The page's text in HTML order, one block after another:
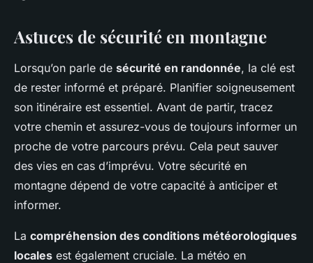
Astuces de sécurité en montagne
Lorsqu’on parle de sécurité en randonnée, la clé est
de rester informé et préparé. Planifier soigneusement
son itinéraire est essentiel. Avant de partir, tracez
votre chemin et assurez-vous de toujours informer un
proche de votre parcours prévu. Cela peut sauver
des vies en cas d’imprévu. Votre sécurité en
montagne dépend de votre capacité à anticiper et
informer.
La compréhension des conditions météorologiques
locales est également cruciale. La météo en